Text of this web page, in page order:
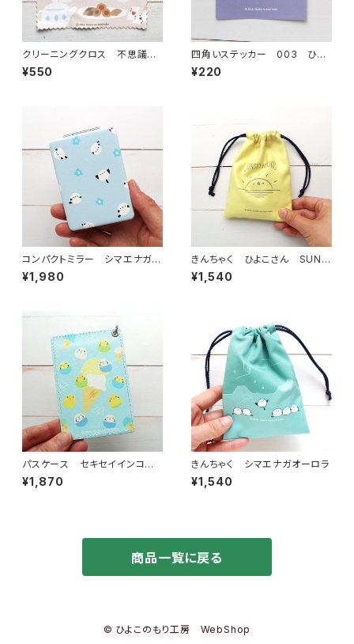
クリーニングクロス 不思議の
国のアリス（2026年限定柄）
¥550
四角いステッカー 003 ひよ
こさんキャンプ
¥220
コンパクトミラー シマエナガと
青い花
¥1,980
きんちゃく ひよこさん SUNS
ET
¥1,540
パスケース セキセイインコア
イス
¥1,870
きんちゃく シマエナガオーロラ
¥1,540
商品一覧に戻る
© ひよこのもり工房 WebShop